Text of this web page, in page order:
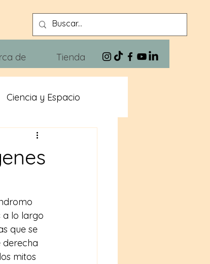
de Tienda
Ciencia y Espacio
Xivra The Blues
a lo largo
que se
mitos